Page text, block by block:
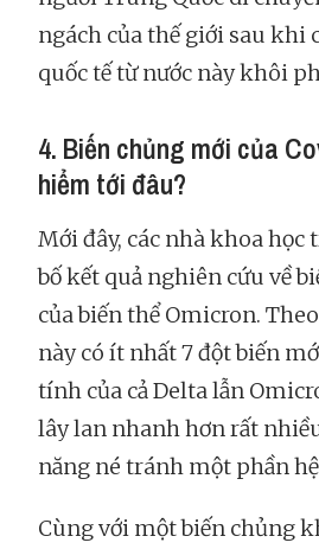
ngách của thế giới sau khi
quốc tế từ nước này khôi
4. Biến chủng mới của
hiểm tới đâu?
Mới đây, các nhà khoa học
bố kết quả nghiên cứu về
của biến thể Omicron.
này có ít nhất 7 đột biến
tính của cả Delta lẫn
lây lan nhanh hơn rất
năng né tránh một phần
Cùng với một biến chủng